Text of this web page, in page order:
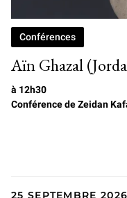
Aïn Ghazal
Conférences
à 12h30
Conférence de Zeidan
25 SEPTEMBRE